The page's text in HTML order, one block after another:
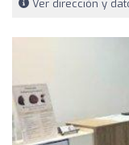
Ver dirección y